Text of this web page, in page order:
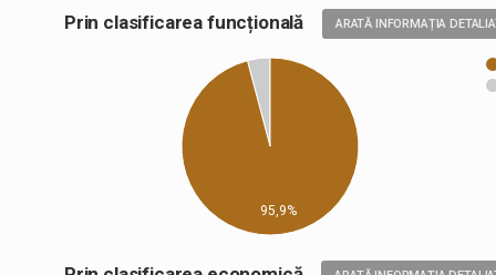
Prin clasificarea funcțională ARATĂ INFORMAȚIA
95,9%